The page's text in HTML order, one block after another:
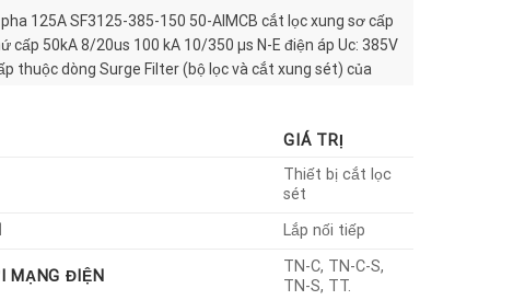
125A SF3125-385-150 50-AIMCB cắt lọc xung sơ cấp
cấp 50kA 8/20us 100 kA 10/350 µs N-E điện áp Uc: 385V
thuộc dòng Surge Filter (bộ lọc và cắt xung sét) của
lan truyền, quá điện áp, nhiễu cao tần và các xung đột
GIÁ TRỊ
Thiết bị cắt lọc
sét
Lắp nối tiếp
MẠNG ĐIỆN
TN-C, TN-C-S,
TN-S, TT.